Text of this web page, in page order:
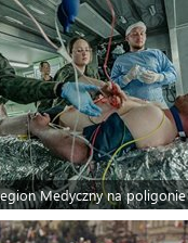
Medyczny na poligonie